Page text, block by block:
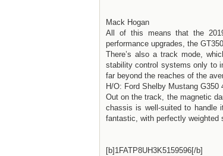
Mack Hogan
All of this means that the
performance upgrades, the
There’s also a track mode,
stability control systems only to
far beyond the reaches of the
H/O: Ford Shelby Mustang G350
Out on the track, the magnetic
chassis is well-suited to handle
fantastic, with perfectly weighted
[b]1FATP8UH3K5159596[/b]